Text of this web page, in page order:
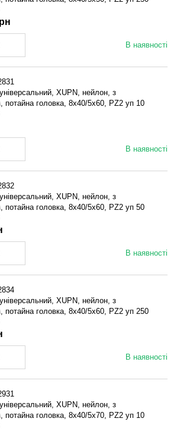
В наявності
XUPN, нейлон, з
потайна головка, 8x40/5x60, PZ2 уп 10
В наявності
XUPN, нейлон, з
потайна головка, 8x40/5x60, PZ2 уп 50
В наявності
XUPN, нейлон, з
потайна головка, 8x40/5x60, PZ2 уп 250
В наявності
XUPN, нейлон, з
потайна головка, 8x40/5x70, PZ2 уп 10